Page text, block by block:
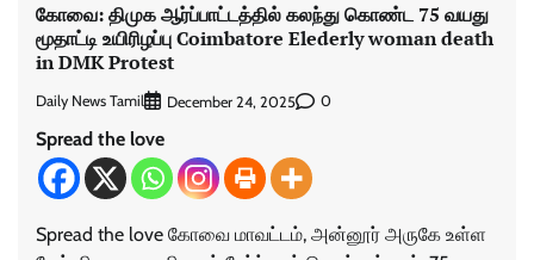
கோவை: திமுக ஆர்ப்பாட்டத்தில் கலந்து கொண்ட 75 வயது
மூதாட்டி உயிரிழப்பு Coimbatore Elederly woman death
in DMK Protest
Daily News Tamil December 24, 2025 0
Spread the love
Spread the love கோவை மாவட்டம், அன்னூர் அருகே உள்ள